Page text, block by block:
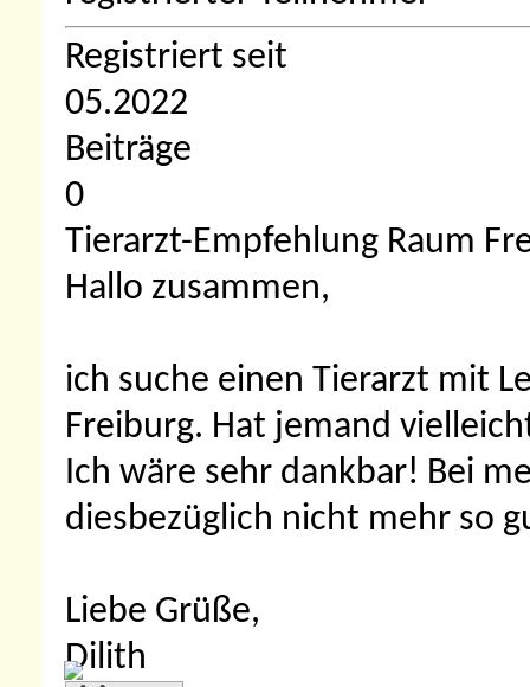
Registriert seit
05.2022
Beiträge
0
Tierarzt-Empfehlung Raum
Hallo zusammen,
ich suche einen Tierarzt mit
Freiburg. Hat jemand
Ich wäre sehr dankbar! Bei
diesbezüglich nicht mehr so
Liebe Grüße,
Dilith